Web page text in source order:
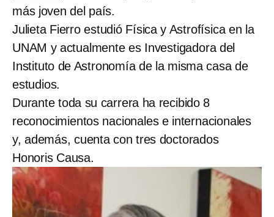
más joven del país.
Julieta Fierro estudió Física y Astrofísica en la
UNAM y actualmente es Investigadora del
Instituto de Astronomía de la misma casa de
estudios.
Durante toda su carrera ha recibido 8
reconocimientos nacionales e internacionales
y, además, cuenta con tres doctorados
Honoris Causa.